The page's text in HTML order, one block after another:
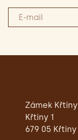
Zámek Křtiny
Křtiny 1
679 05 Křtiny